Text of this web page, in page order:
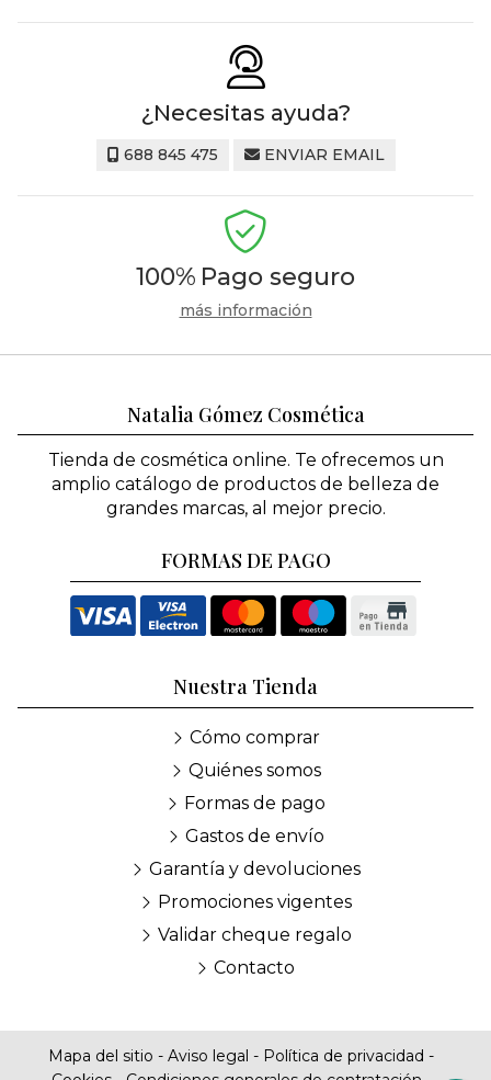
¿Necesitas ayuda?
688 845 475 ENVIAR EMAIL
100% Pago seguro
más información
Natalia Gómez Cosmética
Tienda de cosmética online. Te ofrecemos un
amplio catálogo de productos de belleza de
grandes marcas, al mejor precio.
FORMAS DE PAGO
Nuestra Tienda
Cómo comprar
Quiénes somos
Formas de pago
Gastos de envío
Garantía y devoluciones
Promociones vigentes
Validar cheque regalo
Contacto
Mapa del sitio - Aviso legal - Política de privacidad -